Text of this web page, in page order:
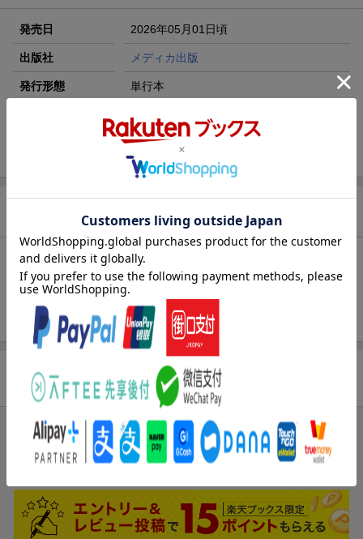
楽天モバイル紹介キャンペーンの拡散で300円OFFクーポン
進呈
条件達成で楽天限定・宝塚歌劇 宙組貸切公演ペアチケット
が当たる
発売日 2026年05月01日頃
出版社 メディカ出版
発行形態 単行本
96p
9784840489966
商品説明
内容紹介（JPROより）
標準値・正常値から学ぶ
検査と処置実践ガイド
商品レビュー
ブックスのレビュー
まだレビューがありません。